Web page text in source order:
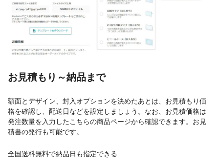
お見積もり～納品まで
額面とデザイン、封入オプションを決めたあとは、お見積もり価
格を確認し、配送日などを設定しましょう。なお、お見積価格は
発注数量を入力したこちらの商品ページから確認できます。お見
積書の発行も可能です。
全国送料無料で納品日も指定できる